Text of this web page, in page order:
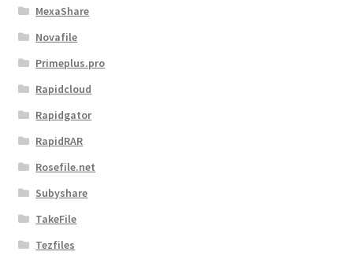
MexaShare
Novafile
Primeplus.pro
Rapidcloud
Rapidgator
RapidRAR
Rosefile.net
Subyshare
TakeFile
Tezfiles